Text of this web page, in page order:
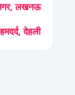
लखनऊ
देहली